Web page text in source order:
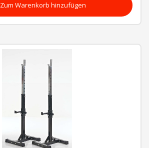
Zum Warenkorb hinzufügen